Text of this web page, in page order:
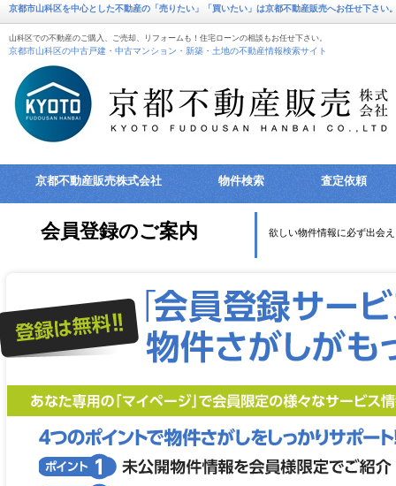
京都市山科区を中心とした不動産の「売りたい」「買いたい」は京都不動産販売へお任せ下さい
山科区での不動産のご購入、ご売却、リフォームも！住宅ローンの相談もお任せ下さい。
京都市山科区の中古戸建・中古マンション・新築・土地の不動産情報検索サイト
京都不動産販売株式会社 物件検索 査定依頼
会員登録のご案内 欲しい物件情報に必ず出会